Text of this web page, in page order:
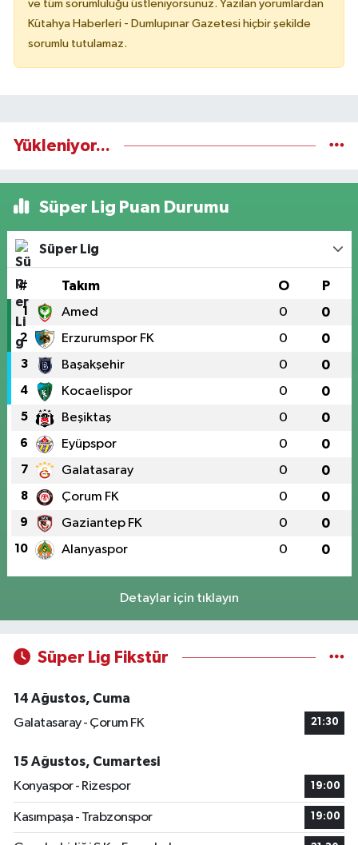
ve tüm sorumluluğu üstleniyorsunuz. Yazılan yorumlardan
Kütahya Haberleri - Dumlupınar Gazetesi hiçbir şekilde
sorumlu tutulamaz.
Yükleniyor...
Süper Lig Puan Durumu
Süper Lig
# Takım O P
1 Amed 0 0
2 Erzurumspor FK 0 0
3 Başakşehir 0 0
4 Kocaelispor 0 0
5 Beşiktaş 0 0
6 Eyüpspor 0 0
7 Galatasaray 0 0
8 Çorum FK 0 0
9 Gaziantep FK 0 0
10 Alanyaspor 0 0
Detaylar için tıklayın
Süper Lig Fikstür
14 Ağustos, Cuma
Galatasaray - Çorum FK
21:30
15 Ağustos, Cumartesi
Konyaspor - Rizespor
19:00
Kasımpaşa - Trabzonspor 19:00